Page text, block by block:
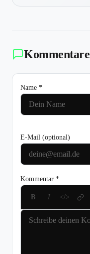
Kommentare
Name *
E-Mail (optional)
Kommentar *
B I </>